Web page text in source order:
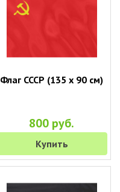
Флаг СССР (135 х 90 см)
800 руб.
Купить